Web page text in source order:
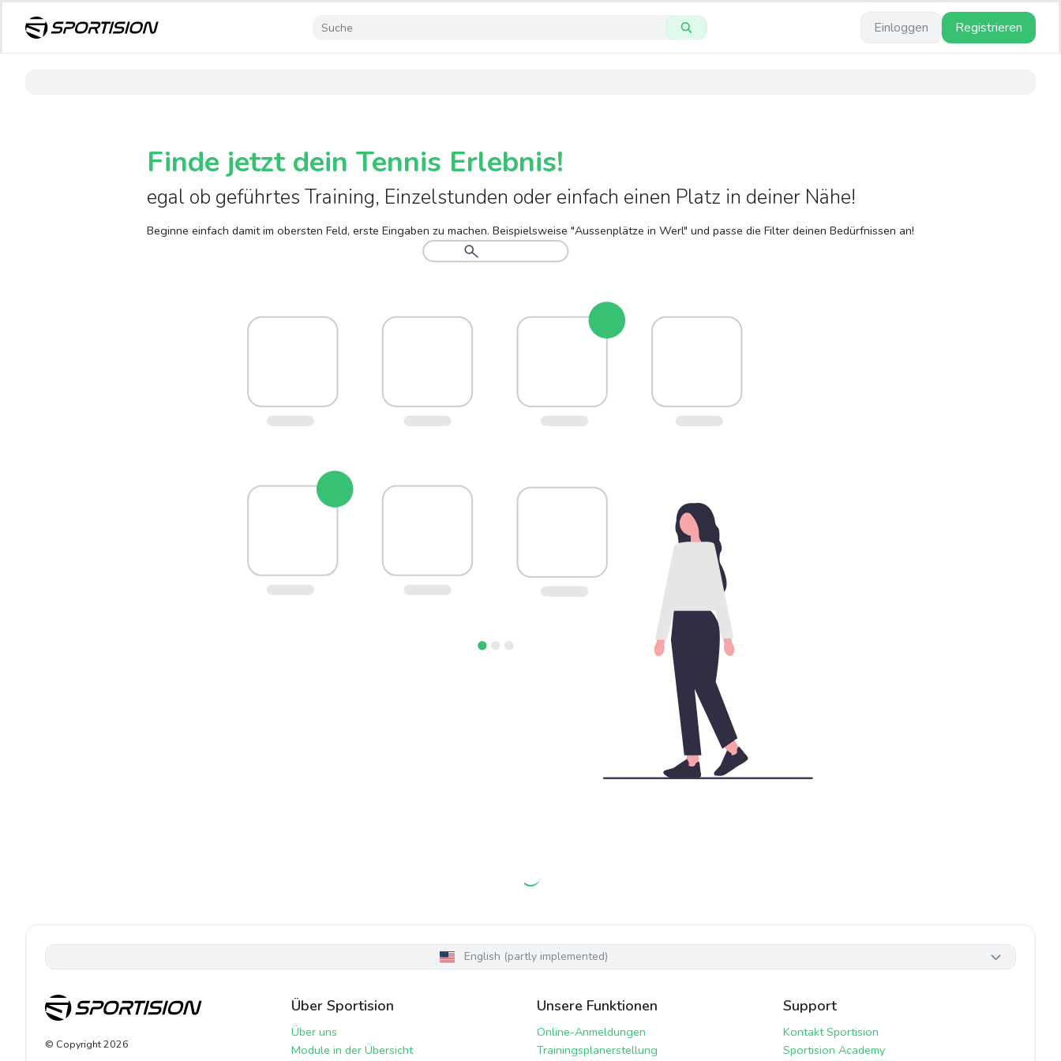
Einloggen Registrieren
Finde jetzt dein Tennis Erlebnis!
egal ob geführtes Training, Einzelstunden oder einfach einen Platz in deiner Nähe!
Beginne einfach damit im obersten Feld, erste Eingaben zu machen. Beispielsweise "Aussenplätze in Werl" und passe die Filter deinen Bedürfnissen an!
English (partly implemented)
© Copyright2026
Über Sportision
Über uns
Module in der Übersicht
Unsere Funktionen
Online-Anmeldungen
Trainingsplanerstellung
Support
Kontakt Sportision
Sportision Academy